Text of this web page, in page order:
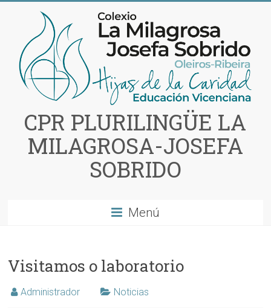
contenido
CPR PLURILINGÜE LA
MILAGROSA-JOSEFA
SOBRIDO
Menú
Visitamos o laboratorio
Administrador Noticias